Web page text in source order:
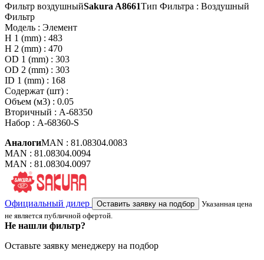
Фильтр воздушныйSakura A8661Тип Фильтра : Воздушный
Фильтр
Модель : Элемент
H 1 (mm) : 483
H 2 (mm) : 470
OD 1 (mm) : 303
OD 2 (mm) : 303
ID 1 (mm) : 168
Содержат (шт) :
Объем (м3) : 0.05
Вторичный : A-68350
Набор : A-68360-S
АналогиMAN : 81.08304.0083
MAN : 81.08304.0094
MAN : 81.08304.0097
Официальный дилер Оставить заявку на подбор
Указанная цена
не является публичной офертой.
Не нашли фильтр?
Оставьте заявку менеджеру на подбор